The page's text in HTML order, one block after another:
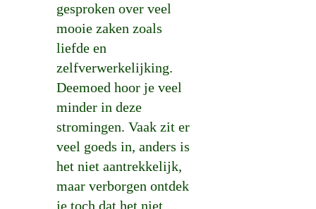
gesproken over veel
mooie zaken zoals
liefde en
zelfverwerkelijking.
Deemoed hoor je veel
minder in deze
stromingen. Vaak zit er
veel goeds in, anders is
het niet aantrekkelijk,
maar verborgen ontdek
je toch dat het niet